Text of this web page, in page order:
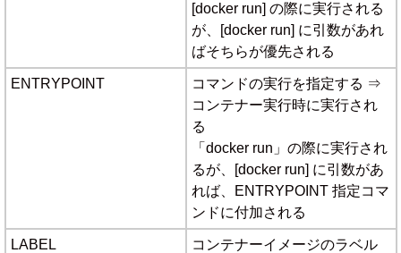
[docker run] の際に実行される
が、[docker run] に引数があれ
ばそちらが優先される
ENTRYPOINT
コマンドの実行を指定する ⇒
コンテナー実行時に実行され
る
「docker run」の際に実行され
るが、[docker run] に引数があ
れば、ENTRYPOINT 指定コマ
ンドに付加される
LABEL
コンテナーイメージのラベル